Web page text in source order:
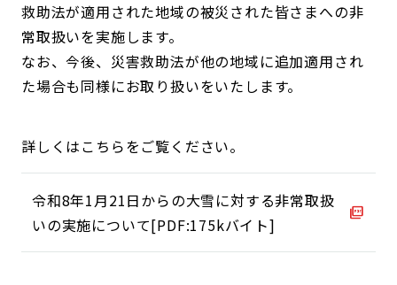
救助法が適用された地域の被災された皆さまへの非
常取扱いを実施します。
なお、今後、災害救助法が他の地域に追加適用され
た場合も同様にお取り扱いをいたします。
詳しくはこちらをご覧ください。
令和8年1月21日からの大雪に対する非常取扱
いの実施について[PDF:175kバイト]